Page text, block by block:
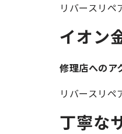
リバースリペ
イオン
修理店へのア
リバースリペ
丁寧な